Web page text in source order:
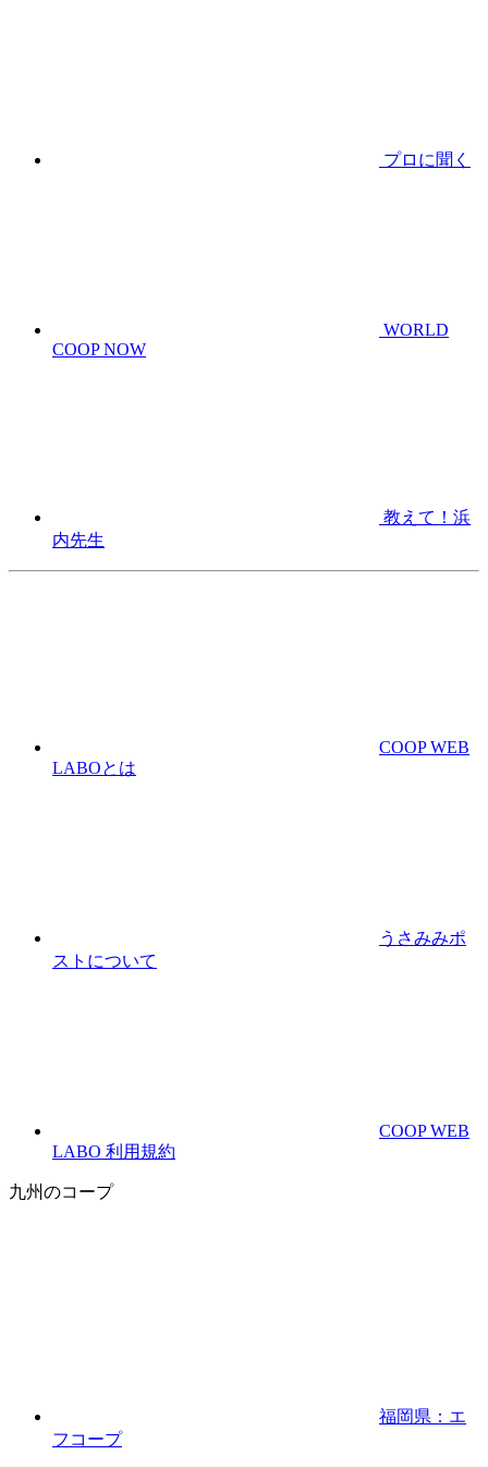
プロに聞く
WORLD
COOP NOW
教えて！浜
内先生
COOP WEB
LABOとは
うさみみポ
ストについて
COOP WEB
LABO 利用規約
九州のコープ
福岡県：エ
フコープ